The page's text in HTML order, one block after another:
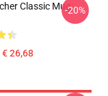
Classic Mug
€ 26,68
-20%